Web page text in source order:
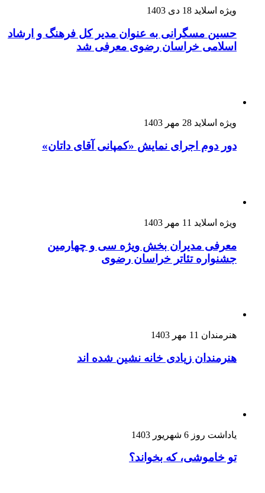
ویژه اسلاید 18 دی 1403
حسین مسگرانی به عنوان مدیر کل فرهنگ و ارشاد
اسلامی خراسان رضوی معرفی شد
ویژه اسلاید 28 مهر 1403
دور دوم اجرای نمایش «کمپانی آقای داتان»
ویژه اسلاید 11 مهر 1403
معرفی مدیران بخش ویژه سی و چهارمین
جشنواره تئاتر خراسان رضوی
هنرمندان 11 مهر 1403
هنرمندان زیادی خانه نشین شده اند
یاداشت روز 6 شهریور 1403
تو خاموشی، که بخواند؟